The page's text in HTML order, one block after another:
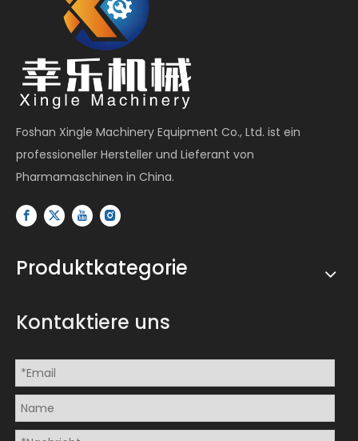
Foshan Xingle Machinery Equipment Co., Ltd. ist ein
professioneller Hersteller und Lieferant von
Pharmamaschinen in China.
Produktkategorie
Kontaktiere uns